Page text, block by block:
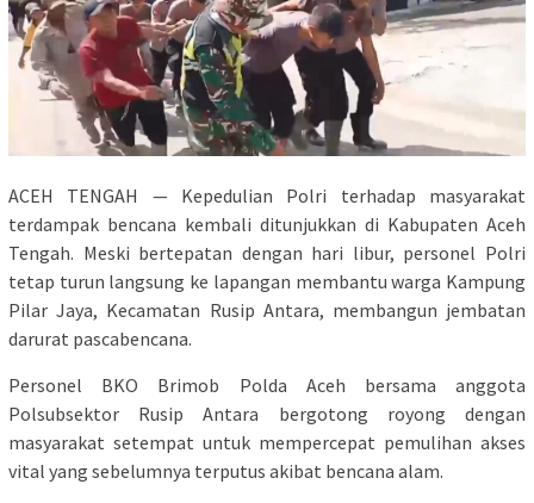
ACEH TENGAH — Kepedulian Polri terhadap masyarakat
terdampak bencana kembali ditunjukkan di Kabupaten Aceh
Tengah. Meski bertepatan dengan hari libur, personel Polri
tetap turun langsung ke lapangan membantu warga Kampung
Pilar Jaya, Kecamatan Rusip Antara, membangun jembatan
darurat pascabencana.
Personel BKO Brimob Polda Aceh bersama anggota
Polsubsektor Rusip Antara bergotong royong dengan
masyarakat setempat untuk mempercepat pemulihan akses
vital yang sebelumnya terputus akibat bencana alam.